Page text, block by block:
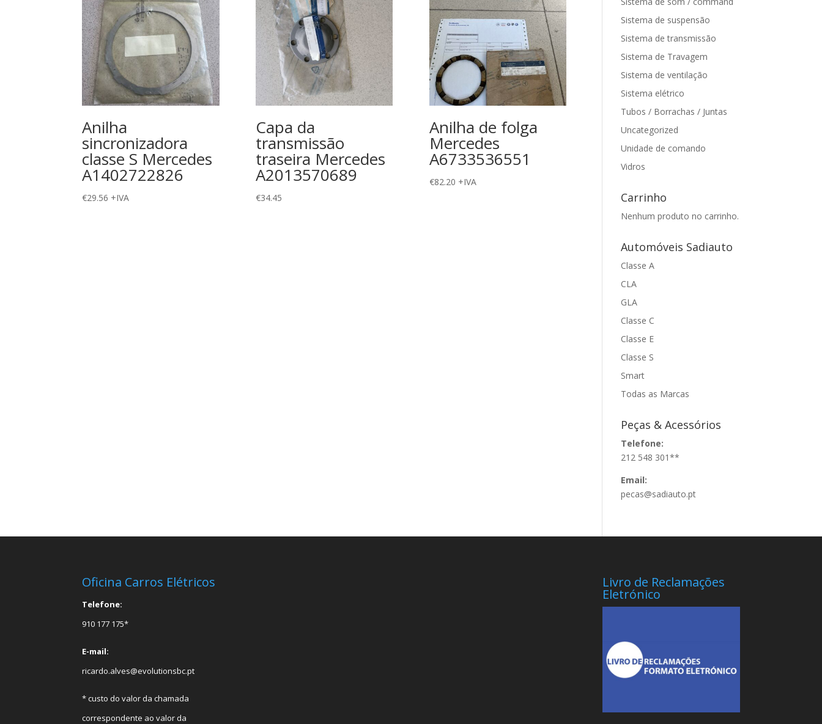
Anilha
sincronizadora
classe S Mercedes
A1402722826
€29.56 +IVA
Capa da
transmissão
traseira Mercedes
A2013570689
€34.45
Anilha de folga
Mercedes
A6733536551
€82.20 +IVA
Sistema de suspensão
Sistema de transmissão
Sistema de Travagem
Sistema de ventilação
Sistema elétrico
Tubos / Borrachas / Juntas
Uncategorized
Unidade de comando
Vidros
Carrinho
Nenhum produto no carrinho.
Automóveis Sadiauto
Classe A
CLA
GLA
Classe C
Classe E
Classe S
Smart
Todas as Marcas
Peças & Acessórios
Telefone:
212 548 301**
Email:
pecas@sadiauto.pt
Oficina Carros Elétricos
Telefone:
910 177 175*
E-mail:
ricardo.alves@evolutionsbc.pt
* custo do valor da chamada
correspondente ao valor da
Livro de Reclamações
Eletrónico